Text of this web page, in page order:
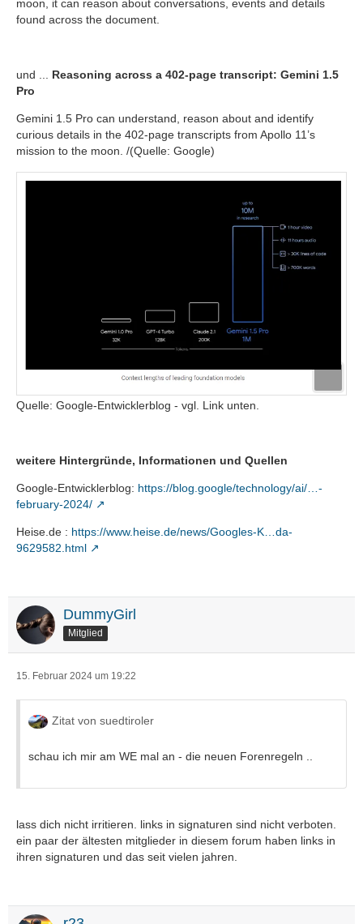
moon, it can reason about conversations, events and details
found across the document.
und ... Reasoning across a 402-page transcript: Gemini 1.5
Pro
Gemini 1.5 Pro can understand, reason about and identify
curious details in the 402-page transcripts from Apollo 11’s
mission to the moon. /(Quelle: Google)
Quelle: Google-Entwicklerblog - vgl. Link unten.
weitere Hintergründe, Informationen und Quellen
Google-Entwicklerblog: https://blog.google/technology/ai/…-
february-2024/
Heise.de : https://www.heise.de/news/Googles-K…da-
9629582.html
DummyGirl
Mitglied
15. Februar 2024 um 19:22
Zitat von suedtiroler
schau ich mir am WE mal an - die neuen Forenregeln ..
lass dich nicht irritieren. links in signaturen sind nicht verboten.
ein paar der ältesten mitglieder in diesem forum haben links in
ihren signaturen und das seit vielen jahren.